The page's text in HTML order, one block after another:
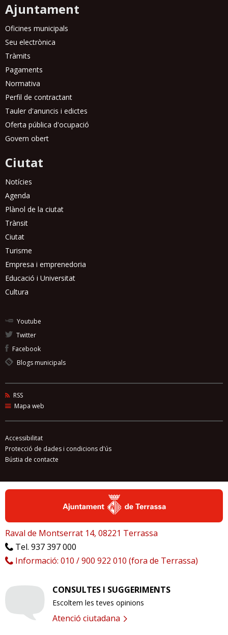
Ajuntament
Oficines municipals
Seu electrònica
Tràmits
Pagaments
Normativa
Perfil de contractant
Tauler d'anuncis i edictes
Oferta pública d'ocupació
Govern obert
Ciutat
Notícies
Agenda
Plànol de la ciutat
Trànsit
Ciutat
Turisme
Empresa i emprenedoria
Educació i Universitat
Cultura
Youtube
Twitter
Facebook
Blogs municipals
RSS
Mapa web
Accessibilitat
Protecció de dades i condicions d'ús
Bústia de contacte
Raval de Montserrat 14, 08221 Terrassa
Tel. 937 397 000
Informació: 010 / 900 922 010 (fora de Terrassa)
CONSULTES I SUGGERIMENTS
Escoltem les teves opinions
Atenció ciutadana